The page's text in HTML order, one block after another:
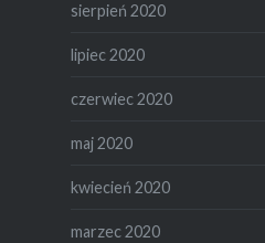
sierpień 2020
lipiec 2020
czerwiec 2020
maj 2020
kwiecień 2020
marzec 2020